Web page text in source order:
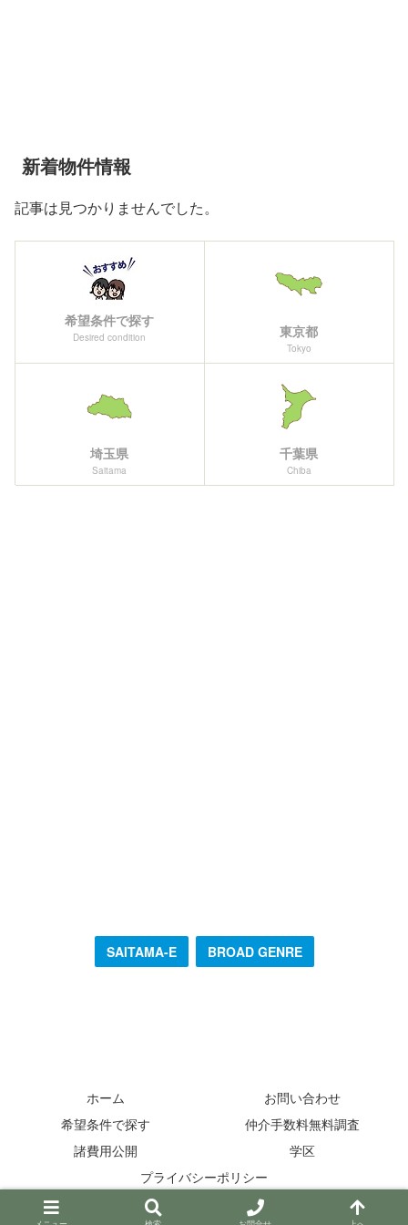
新着物件情報
記事は見つかりませんでした。
希望条件で探す
Desired condition 東京都
Tokyo
埼玉県
Saitama
千葉県
Chiba
SAITAMA-E BROAD GENRE
ホーム
お問い合わせ
希望条件で探す
仲介手数料無料調査
諸費用公開
学区
プライバシーポリシー
© 2013-2026 ファインドゼロ.